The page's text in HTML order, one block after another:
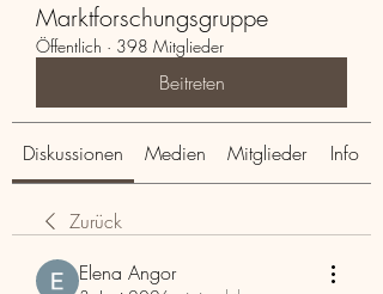
Marktforschungsgruppe
Öffentlich · 398 Mitglieder
Beitreten
Diskussionen Medien Mitglieder Info
Zurück
Elena Angor